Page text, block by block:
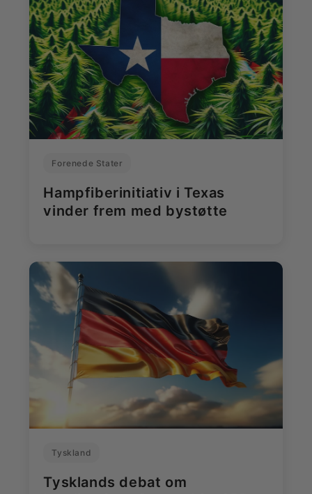
Forenede Stater
Hampfiberinitiativ i Texas
vinder frem med bystøtte
Tyskland
Tysklands debat om